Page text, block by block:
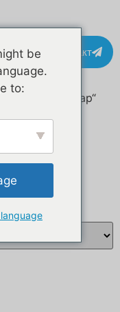
Контакт
vehicle wrap“
be
to: